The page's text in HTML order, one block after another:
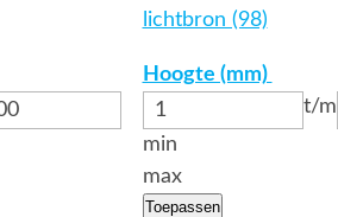
lichtbron (98)
Hoogte (mm)
t/m
min
max
Toepassen